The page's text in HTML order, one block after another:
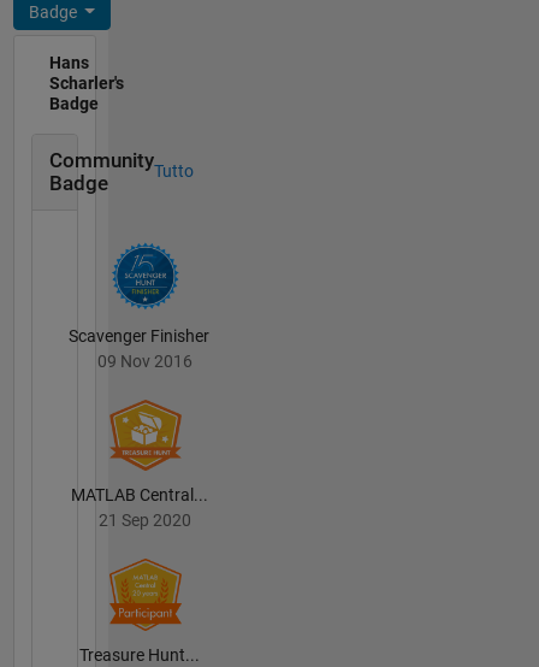
Badge
Hans
Scharler's
Badge
Community
Badge
Tutto
Scavenger Finisher
09 Nov 2016
MATLAB Central...
21 Sep 2020
Treasure Hunt...